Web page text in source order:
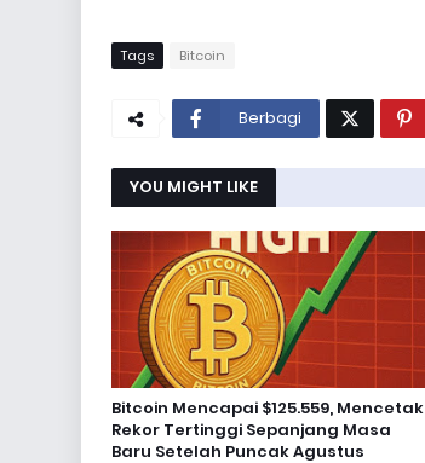
Tags Bitcoin
Berbagi
YOU MIGHT LIKE
Bitcoin Mencapai $125.559, Mencetak
Rekor Tertinggi Sepanjang Masa
Baru Setelah Puncak Agustus